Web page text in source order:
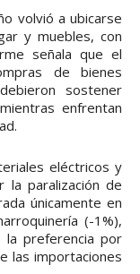
volvió a ubicarse
y muebles, con
señala que el
de bienes
sostener
enfrentan
eléctricos y
la paralización de
únicamente en
(-1%),
la preferencia por
las importaciones